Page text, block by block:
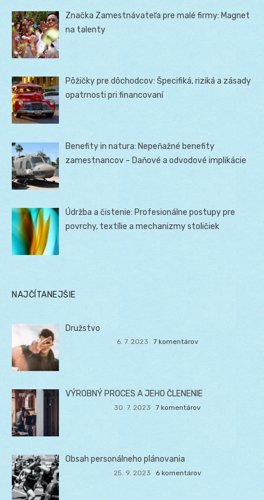
Značka Zamestnávateľa pre malé firmy: Magnet
na talenty
Pôžičky pre dôchodcov: Špecifiká, riziká a zásady
opatrnosti pri financovaní
Benefity in natura: Nepeňažné benefity
zamestnancov – Daňové a odvodové implikácie
Údržba a čistenie: Profesionálne postupy pre
povrchy, textílie a mechanizmy stoličiek
NAJČÍTANEJŠIE
Družstvo
6. 7. 2023 7 komentárov
VÝROBNÝ PROCES A JEHO ČLENENIE
30. 7. 2023 7 komentárov
Obsah personálneho plánovania
25. 9. 2023 6 komentárov